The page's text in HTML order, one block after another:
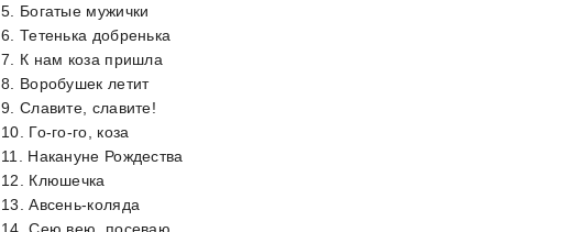
5. Богатые мужички
6. Тетенька добренька
7. К нам коза пришла
8. Воробушек летит
9. Славите, славите!
10. Го-го-го, коза
11. Накануне Рождества
12. Клюшечка
13. Авсень-коляда
14. Сею вею, посеваю